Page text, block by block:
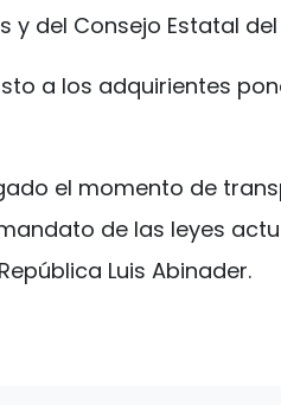
y del Consejo Estatal
a los adquirientes
el momento de
de las leyes
Luis Abinader.